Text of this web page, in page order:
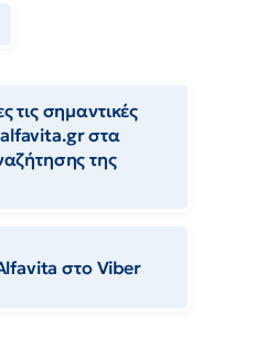
σημαντικές
alfavita.gr στα
της
στο Viber